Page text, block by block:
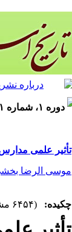
دوره ۱، شماره ۱۱ - ( پاییز ۱۳۹۲ )
تأثیر علمی
موسی الرضا
چکیده: (۶۴۵۴ مشاهده)